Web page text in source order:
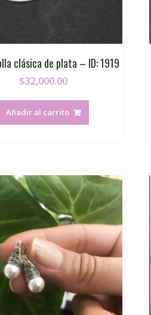
clásica de plata – ID: 1919
$32,000.00
Añadir al carrito